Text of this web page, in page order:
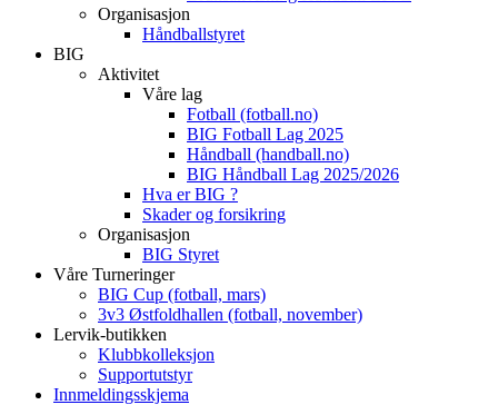
Organisasjon
Håndballstyret
BIG
Aktivitet
Våre lag
Fotball (fotball.no)
BIG Fotball Lag 2025
Håndball (handball.no)
BIG Håndball Lag 2025/2026
Hva er BIG ?
Skader og forsikring
Organisasjon
BIG Styret
Våre Turneringer
BIG Cup (fotball, mars)
3v3 Østfoldhallen (fotball, november)
Lervik-butikken
Klubbkolleksjon
Supportutstyr
Innmeldingsskjema